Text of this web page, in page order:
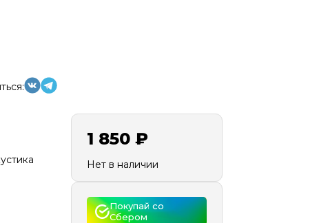
1 850 ₽
Нет в наличии
Покупай со
Сбером